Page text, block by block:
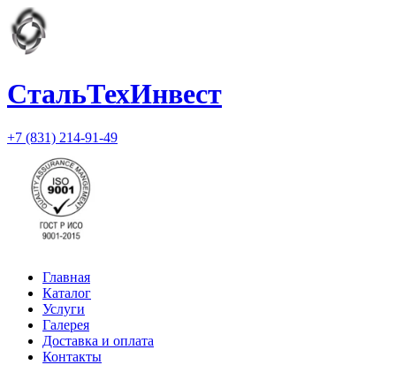
СтальТехИнвест
+7 (831) 214-91-49
Главная
Каталог
Услуги
Галерея
Доставка и оплата
Контакты